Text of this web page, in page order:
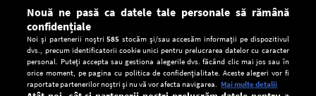
Descarcă gratuit aplicaţia Europa FM pentru smartphone:
Nouă ne pasă ca datele tale personale să rămână
confidențiale
Noi și partenerii noștri585 stocăm și/sau accesăm informații pe dispozitivul
dvs., precum identificatorii cookie unici pentru prelucrarea datelor cu caracter
personal. Puteți accepta sau gestiona alegerile dvs. făcând clic mai jos sau în
orice moment, pe pagina cu politica de confidențialitate. Aceste alegeri vor fi
raportate partenerilor noștri și nu vă vor afecta navigarea. Mai multe detalii